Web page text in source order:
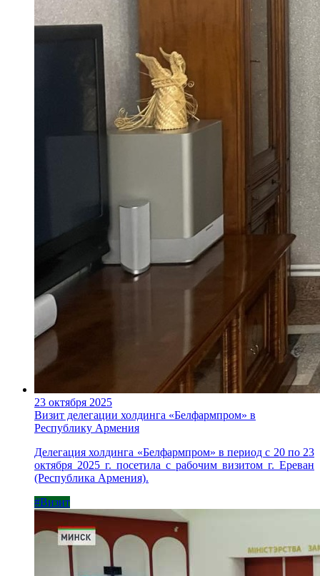
23 октября 2025
Визит делегации холдинга «Белфармпром» в
Республику Армения
Делегация холдинга «Белфармпром» в период с 20 по 23
октября 2025 г. посетила с рабочим визитом г. Ереван
(Республика Армения).
#Визит